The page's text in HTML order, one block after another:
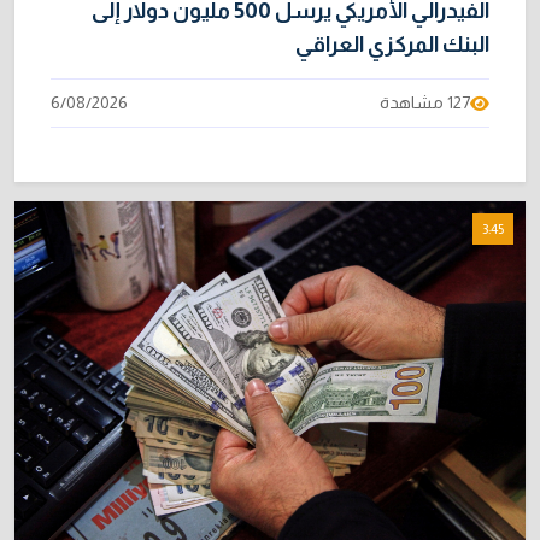
الفيدرالي الأمريكي يرسل 500 مليون دولار إلى
البنك المركزي العراقي
127 مشاهدة 6/08/2026
3:45